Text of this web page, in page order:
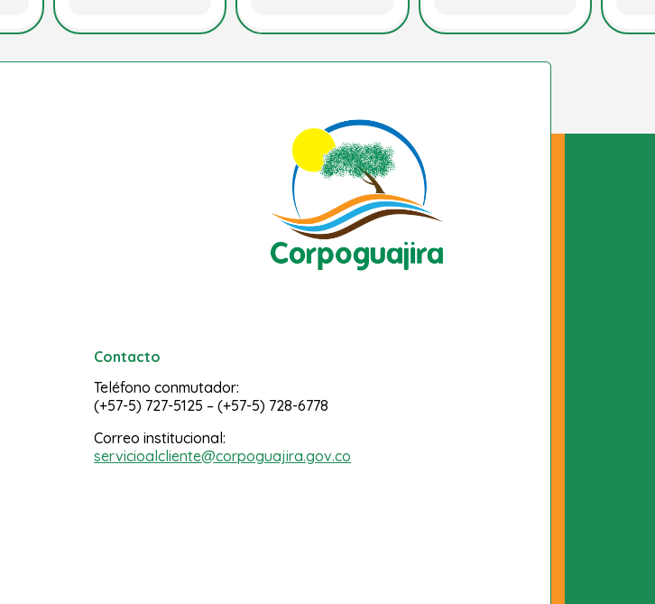
Contacto
Teléfono conmutador:
(+57-5) 727-5125 – (+57-5) 728-6778
Correo institucional:
servicioalcliente@corpoguajira.gov.co